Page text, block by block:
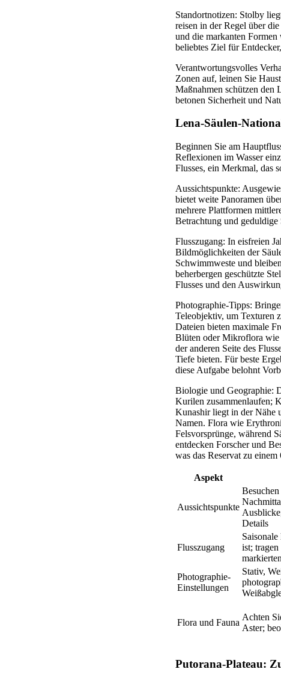
Standortnotizen: Stolby
reisen in der Regel über
und die markanten
beliebtes Ziel für
Verantwortungsvolles
Zonen auf, leinen Sie
Maßnahmen schützen den
betonen Sicherheit und
Lena-Säulen-
Beginnen Sie am
Reflexionen im Wasser
Flusses, ein Merkmal, das
Aussichtspunkte:
bietet weite Panoramen
mehrere Plattformen
Betrachtung und
Flusszugang: In eisfreien
Bildmöglichkeiten der
Schwimmweste und
beherbergen geschützte
Flusses und den
Photographie-Tipps:
Teleobjektiv, um Texturen
Dateien bieten maximale
Blüten oder Mikroflora wie
der anderen Seite des
Tiefe bieten. Für beste
diese Aufgabe belohnt
Biologie und Geographie:
Kurilen zusammenlaufen;
Kunashir liegt in der Nähe
Namen. Flora wie
Felsvorsprünge, während
entdecken Forscher und
was das Reservat zu
Aspekt
Aussichtspunkte
Details
Flusszugang
ist;
Photographie-
Einstellungen
Stativ,
Flora und Fauna
Achten
Aster;
Putorana-Plateau: